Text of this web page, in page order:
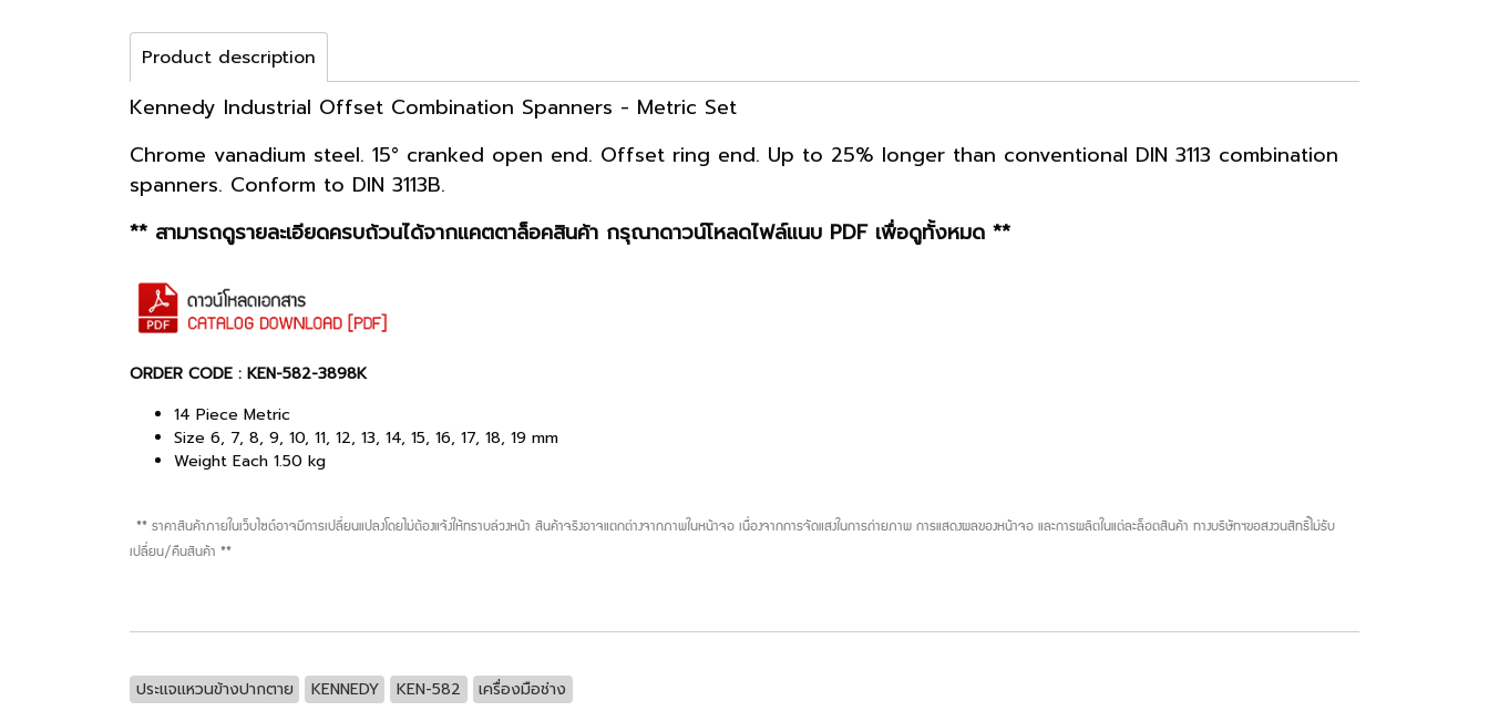
Product description
Kennedy Industrial Offset Combination Spanners - Metric Set
Chrome vanadium steel. 15° cranked open end. Offset ring end. Up to 25% longer than conventional DIN 3113 combination
spanners. Conform to DIN 3113B.
** สามารถดูรายละเอียดครบถ้วนได้จากแคตตาล็อคสินค้า กรุณาดาวน์โหลดไฟล์แนบ PDF เพื่อดูทั้งหมด **
ORDER CODE : KEN-582-3898K
14 Piece Metric
Size 6, 7, 8, 9, 10, 11, 12, 13, 14, 15, 16, 17, 18, 19 mm
Weight Each 1.50 kg
** ราคาสินค้าภายในเว็บไซต์อาจมีการเปลี่ยนแปลงโดยไม่ต้องแจ้งให้ทราบล่วงหน้า สินค้าจริงอาจแตกต่างจากภาพในหน้าจอ เนื่องจากการจัดแสงในการถ่ายภาพ การแสดงผลของหน้าจอ และการผลิตในแต่ละล็อตสินค้า ทางบริษัทฯขอสงวนสิทธิ์ไม่รับ
เปลี่ยน/คืนสินค้า **
ประแจแหวนข้างปากตาย KENNEDY KEN-582 เครื่องมือช่าง